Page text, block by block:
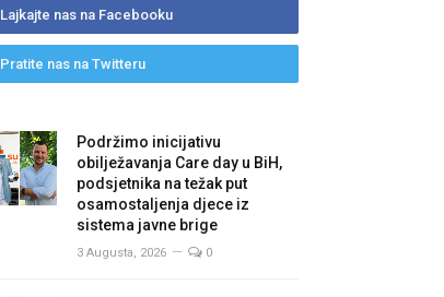
Lajkajte nas na Facebooku
Pratite nas na Twitteru
Podržimo inicijativu
obilježavanja Care day u BiH,
podsjetnika na težak put
osamostaljenja djece iz
sistema javne brige
3 Augusta, 2026 0